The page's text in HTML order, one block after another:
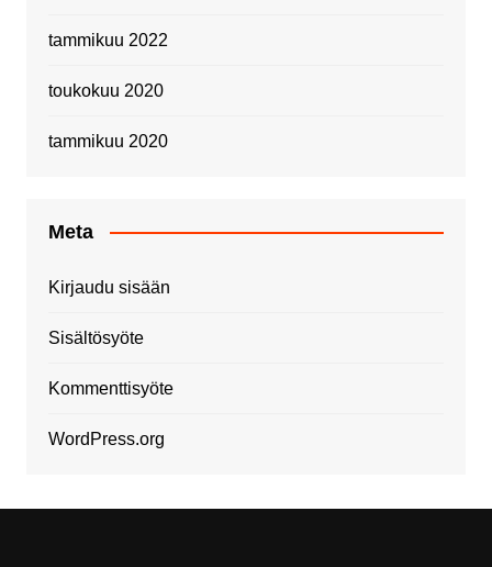
tammikuu 2022
toukokuu 2020
tammikuu 2020
Meta
Kirjaudu sisään
Sisältösyöte
Kommenttisyöte
WordPress.org